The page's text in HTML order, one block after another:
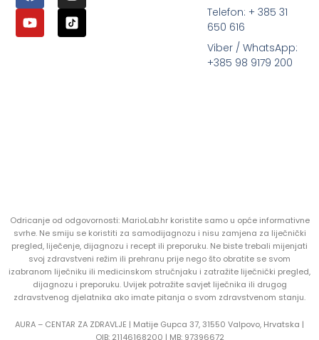
Telefon: + 385 31
650 616
Viber / WhatsApp:
+385 98 9179 200
Odricanje od odgovornosti: MarioLab.hr koristite samo u opće informativne
svrhe. Ne smiju se koristiti za samodijagnozu i nisu zamjena za liječnički
pregled, liječenje, dijagnozu i recept ili preporuku. Ne biste trebali mijenjati
svoj zdravstveni režim ili prehranu prije nego što obratite se svom
izabranom liječniku ili medicinskom stručnjaku i zatražite liječnički pregled,
dijagnozu i preporuku. Uvijek potražite savjet liječnika ili drugog
zdravstvenog djelatnika ako imate pitanja o svom zdravstvenom stanju.
AURA – CENTAR ZA ZDRAVLJE | Matije Gupca 37, 31550 Valpovo, Hrvatska |
OIB: 21146168200 | MB: 97396672